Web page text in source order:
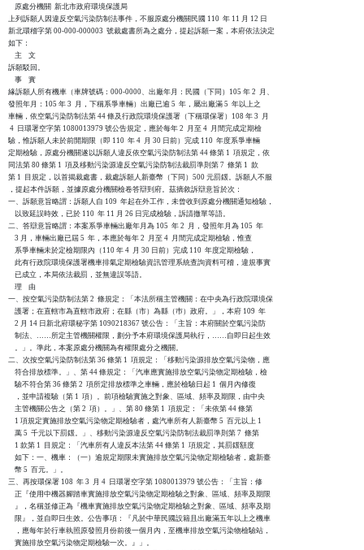
    原處分機關  新北市政府環境保護局
上列訴願人因違反空氣污染防制法事件，不服原處分機關民國 110  年 11 月 12 日
新北環稽字第 00-000-000003  號裁處書所為之處分，提起訴願一案，本府依法決定
如下：
    主    文
訴願駁回。
    事    實
緣訴願人所有機車（車牌號碼：000-0000、出廠年月：民國（下同）105 年 2  月、
發照年月：105 年 3  月，下稱系爭車輛）出廠已逾 5  年，屬出廠滿 5  年以上之
車輛，依空氣污染防制法第 44 條及行政院環境保護署（下稱環保署）108 年 3  月
4  日環署空字第 1080013979 號公告規定，應於每年 2  月至 4  月間完成定期檢
驗，惟訴願人未於前開期限（即 110  年 4  月 30 日前）完成 110  年度系爭車輛
定期檢驗，原處分機關遂以訴願人違反依空氣污染防制法第 44 條第 1  項規定，依
同法第 80 條第 1  項及移動污染源違反空氣污染防制法裁罰準則第 7  條第 1  款
第 1  目規定，以首揭裁處書，裁處訴願人新臺幣（下同）500 元罰鍰。訴願人不服
，提起本件訴願，並據原處分機關檢卷答辯到府。茲摘敘訴辯意旨於次：
一、訴願意旨略謂：訴願人自 109  年起在外工作，未曾收到原處分機關通知檢驗，
    以致延誤時效，已於 110  年 11 月 26 日完成檢驗，訴請撤單等語。
二、答辯意旨略謂：本案系爭車輛出廠年月為 105  年 2  月，發照年月為 105  年
    3 月，車輛出廠已屆 5  年，本應於每年 2  月至 4  月間完成定期檢驗，惟查
    系爭車輛未於定檢期限內（110 年 4  月 30 日前）完成 110  年度定期檢驗，
    此有行政院環境保護署機車排氣定期檢驗資訊管理系統查詢資料可稽，違規事實
    已成立，本局依法裁罰，並無違誤等語。
    理    由
一、按空氣污染防制法第 2  條規定：「本法所稱主管機關：在中央為行政院環境保
    護署；在直轄市為直轄市政府；在縣（市）為縣（巿）政府。」，本府 109  年
    2 月 14 日新北府環秘字第 1090218367 號公告：「主旨：本府關於空氣污染防
    制法、……所定主管機關權限，劃分予本府環境保護局執行，……自即日起生效
    。」。準此，本案原處分機關為有權限處分之機關。
二、次按空氣污染防制法第 36 條第 1  項規定：「移動污染源排放空氣污染物，應
    符合排放標準。」、第 44 條規定：「汽車應實施排放空氣污染物定期檢驗，檢
    驗不符合第 36 條第 2  項所定排放標準之車輛，應於檢驗日起 1  個月內修復
    ，並申請複驗（第 1  項）。前項檢驗實施之對象、區域、頻率及期限，由中央
    主管機關公告之（第 2  項）。」、第 80 條第 1  項規定：「未依第 44 條第
    1 項規定實施排放空氣污染物定期檢驗者，處汽車所有人新臺幣 5  百元以上 1
    萬 5  千元以下罰鍰。」、移動污染源違反空氣污染防制法裁罰準則第 7  條第
    1 款第 1  目規定：「汽車所有人違反本法第 44 條第 1  項規定，其罰鍰額度
    如下：一、機車：（一）逾規定期限未實施排放空氣污染物定期檢驗者，處新臺
    幣 5  百元。」。
三、再按環保署 108  年 3  月 4  日環署空字第 1080013979 號公告：「主旨：修
    正『使用中機器腳踏車實施排放空氣污染物定期檢驗之對象、區域、頻率及期限
    』，名稱並修正為『機車實施排放空氣污染物定期檢驗之對象、區域、頻率及期
    限』，並自即日生效。公告事項：『凡於中華民國設籍且出廠滿五年以上之機車
    ，應每年於行車執照原發照月份前後一個月內，至機車排放空氣污染物檢驗站，
    實施排放空氣污染物定期檢驗一次。』」。